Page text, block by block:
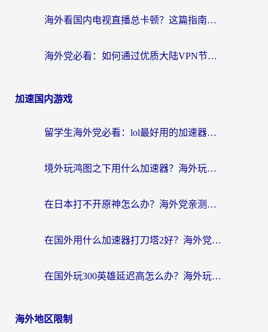
海外看国内电视直播总卡顿？这篇指南教你选对回国加速器，无缝追剧不发愁
海外党必看：如何通过优质大陆VPN节点无缝访问国内资源？
加速国内游戏
留学生海外党必看：lol最好用的加速器怎么选？附一梦江湖、神鬼传奇加速攻略
境外玩鸿图之下用什么加速器？海外玩家必看的国服游戏加速全攻略
在日本打不开原神怎么办？海外党亲测有效的国服游戏加速指南
在国外用什么加速器打刀塔2好？海外党国服游戏加速避坑指南
在国外玩300英雄延迟高怎么办？海外玩家亲测有效的加速器选择指南
海外地区限制